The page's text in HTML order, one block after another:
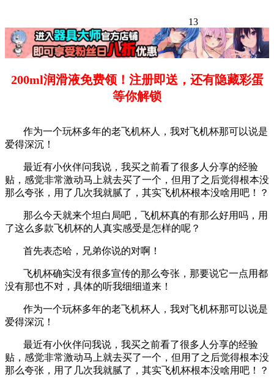
13
200ml润滑液免费领！注册即送，还有隐藏彩蛋
等你解锁
作为一个玩杯多年的老飞机杯人，我对飞机杯那可以说是
爱得深沉！
最近有小伙伴问我说，我买之前看了很多人分享的经验
贴，感觉非常激动马上就去买了一个，但用了之后觉得根本没
那么夸张，用了几次我就腻了，其实飞机杯根本没啥用吧！？
那么今天就来个坦白局吧，飞机杯真的有那么好用吗，用
了这么多款飞机杯的人真实感受是怎样的呢？
首先表态哈，兄弟你说的对啊！
飞机杯确实没有很多宣传的那么夸张，那要说它一点用都
没有那也不对，具体的听我细细道来！
作为一个玩杯多年的老飞机杯人，我对飞机杯那可以说是
爱得深沉！
最近有小伙伴问我说，我买之前看了很多人分享的经验
贴，感觉非常激动马上就去买了一个，但用了之后觉得根本没
那么夸张，用了几次我就腻了，其实飞机杯根本没啥用吧！？